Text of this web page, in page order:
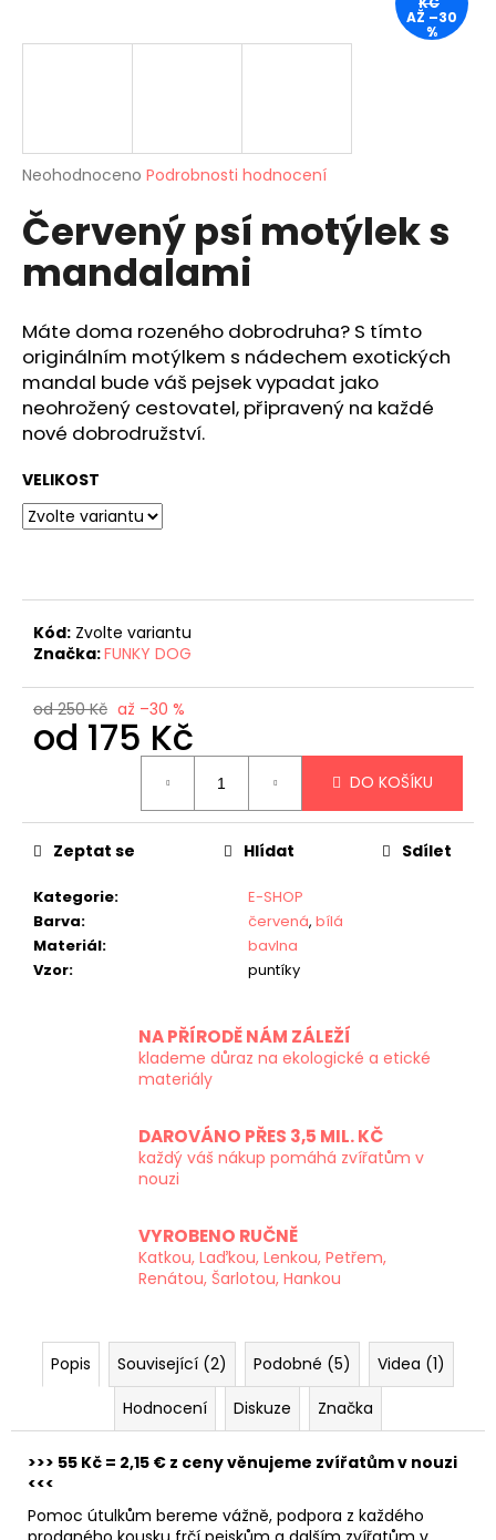
Průměrné
produktu
je
hvězdiček.
Neohodnoceno Podrobnosti hodnocení
Červený psí motýlek s
mandalami
Máte doma rozeného dobrodruha? S tímto
originálním motýlkem s nádechem exotických
mandal bude váš pejsek vypadat jako
neohrožený cestovatel, připravený na každé
nové dobrodružství.
VELIKOST
Kód: Zvolte variantu
Značka:FUNKY DOG
od 250 Kč až –30 %
od 175 Kč
DO KOŠÍKU
Kategorie:
E-SHOP
Barva: červená, bílá
Materiál:
bavlna
Vzor: puntíky
Zeptat se Hlídat Sdílet
AŽ –30
%
NA PŘÍRODĚ NÁM ZÁLEŽÍ
klademe důraz na ekologické a etické
materiály
DAROVÁNO PŘES 3,5 MIL. KČ
každý váš nákup pomáhá zvířatům v
nouzi
VYROBENO RUČNĚ
Katkou, Laďkou, Lenkou, Petřem,
Renátou, Šarlotou, Hankou
Popis Související (2) Podobné (5)
Videa (1)
Hodnocení
Diskuze Značka
>>> 55 Kč = 2,15 € z ceny věnujeme zvířatům v nouzi
<<<
Pomoc útulkům bereme vážně, podpora z každého
j
?
HLEDAT
D
o
p
o
u
č
u
m
e